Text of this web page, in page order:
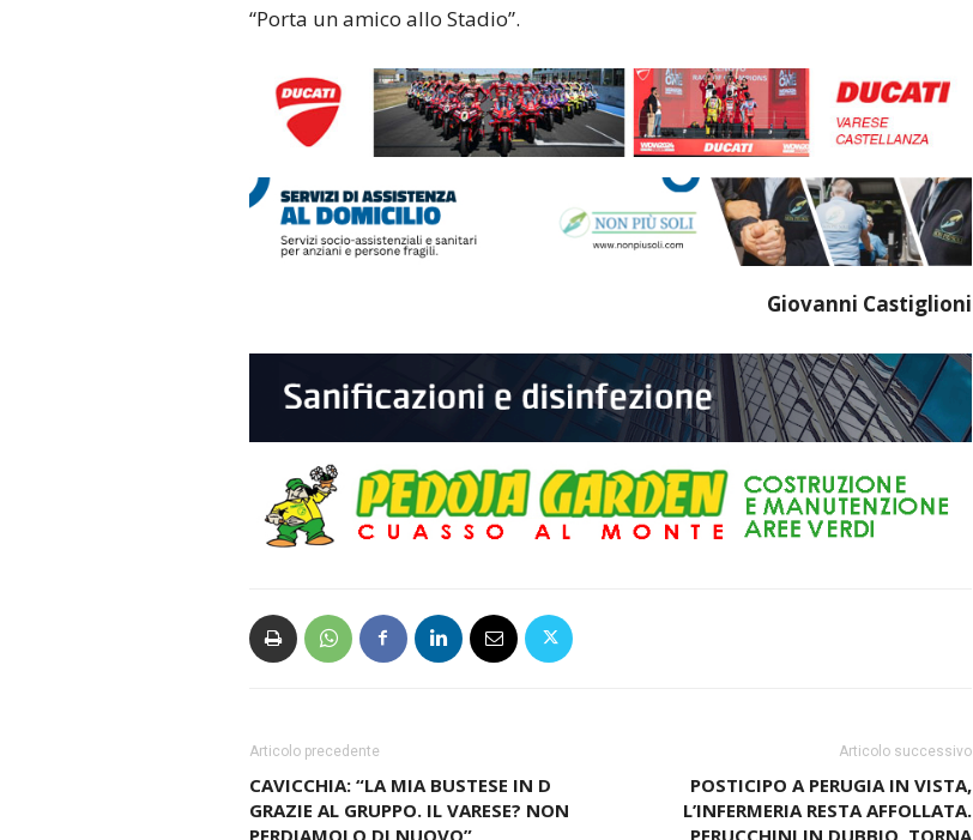
“Porta un amico allo Stadio”.
Giovanni Castiglioni
Articolo precedente
CAVICCHIA: “LA MIA BUSTESE IN D
GRAZIE AL GRUPPO. IL VARESE? NON
PERDIAMOLO DI NUOVO”
Articolo successivo
POSTICIPO A PERUGIA IN VISTA,
L’INFERMERIA RESTA AFFOLLATA.
PERUCCHINI IN DUBBIO, TORNA